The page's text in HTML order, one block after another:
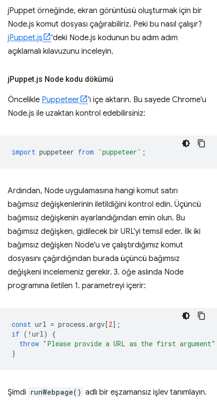
jPuppet örneğinde, ekran görüntüsü oluşturmak için bir
Node.js komut dosyası çağırabiliriz. Peki bu nasıl çalışır?
jPuppet.js
'deki Node.js kodunun bu adım adım
açıklamalı kılavuzunu inceleyin.
jPuppet.js Node kodu dökümü
Öncelikle Puppeteer
'ı içe aktarın. Bu sayede Chrome'u
Node.js ile uzaktan kontrol edebilirsiniz:
import puppeteer from 'puppeteer' ;
Ardından, Node uygulamasına hangi komut satırı
bağımsız değişkenlerinin iletildiğini kontrol edin. Üçüncü
bağımsız değişkenin ayarlandığından emin olun. Bu
bağımsız değişken, gidilecek bir URL'yi temsil eder. İlk iki
bağımsız değişken Node'u ve çalıştırdığımız komut
dosyasını çağırdığından burada üçüncü bağımsız
değişkeni incelemeniz gerekir. 3. öğe aslında Node
programına iletilen 1. parametreyi içerir:
const url = process .argv[2];
if ( ! url )
{
throw "Please provide a URL as the first argument"
}
Şimdi runWebpage() adlı bir eşzamansız işlev tanımlayın.